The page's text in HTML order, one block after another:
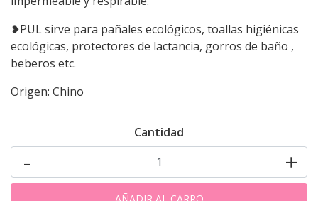
❥PUL sirve para pañales ecológicos, toallas higiénicas
ecológicas, protectores de lactancia, gorros de baño ,
beberos etc.
Origen: Chino
Cantidad
+
-